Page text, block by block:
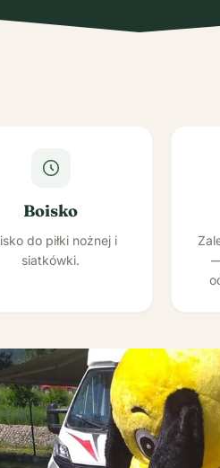
Boisko
do piłki nożnej i
siatkówki.